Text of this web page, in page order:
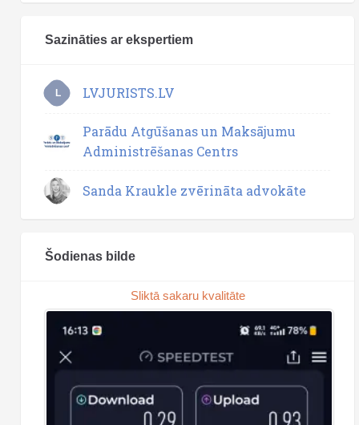
Sazināties ar ekspertiem
L LVJURISTS.LV
Parādu Atgūšanas un Maksājumu
Administrēšanas Centrs
Sanda Kraukle zvērināta advokāte
Šodienas bilde
Sliktā sakaru kvalitāte